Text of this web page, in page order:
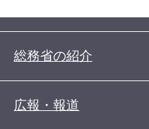
総務省の紹介
広報・報道